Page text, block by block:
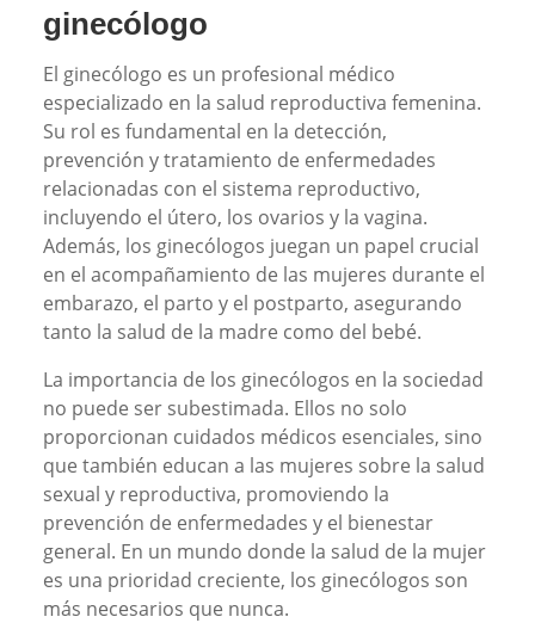
ginecólogo
El ginecólogo es un profesional médico
especializado en la salud reproductiva femenina.
Su rol es fundamental en la detección,
prevención y tratamiento de enfermedades
relacionadas con el sistema reproductivo,
incluyendo el útero, los ovarios y la vagina.
Además, los ginecólogos juegan un papel crucial
en el acompañamiento de las mujeres durante el
embarazo, el parto y el postparto, asegurando
tanto la salud de la madre como del bebé.
La importancia de los ginecólogos en la sociedad
no puede ser subestimada. Ellos no solo
proporcionan cuidados médicos esenciales, sino
que también educan a las mujeres sobre la salud
sexual y reproductiva, promoviendo la
prevención de enfermedades y el bienestar
general. En un mundo donde la salud de la mujer
es una prioridad creciente, los ginecólogos son
más necesarios que nunca.